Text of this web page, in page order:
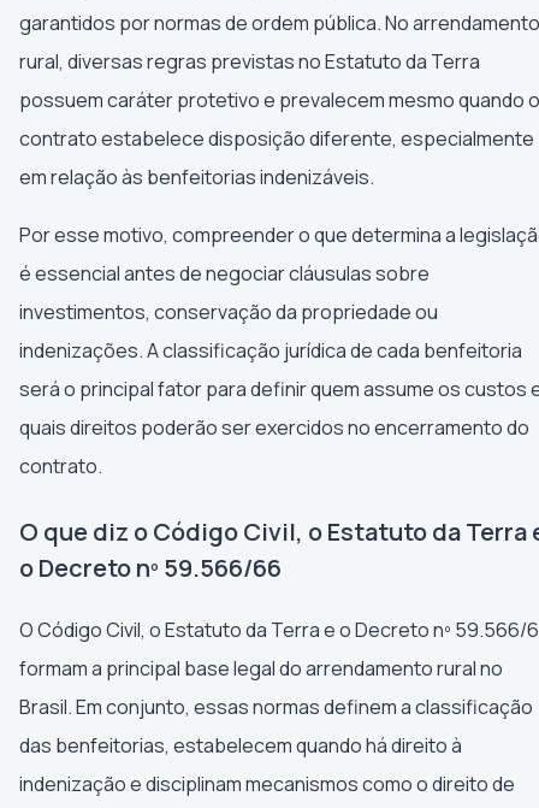
garantidos por normas de ordem pública. No arrendamento
rural, diversas regras previstas no Estatuto da Terra
possuem caráter protetivo e prevalecem mesmo quando o
contrato estabelece disposição diferente, especialmente
em relação às benfeitorias indenizáveis.
Por esse motivo, compreender o que determina a
é essencial antes de negociar cláusulas sobre
investimentos, conservação da propriedade ou
indenizações. A classificação jurídica de cada benfeitoria
será o principal fator para definir quem assume os custos
quais direitos poderão ser exercidos no encerramento do
contrato.
O que diz o Código Civil, o Estatuto da Terra
o Decreto nº 59.566/66
O Código Civil, o Estatuto da Terra e o Decreto nº 59.566/
formam a principal base legal do arrendamento rural no
Brasil. Em conjunto, essas normas definem a classificação
das benfeitorias, estabelecem quando há direito à
indenização e disciplinam mecanismos como o direito de